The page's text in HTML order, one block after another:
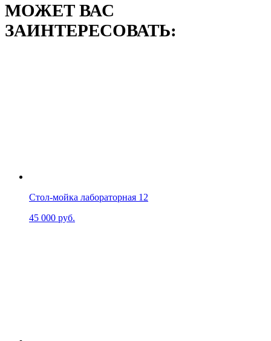
МОЖЕТ ВАС
ЗАИНТЕРЕСОВАТЬ:
Стол-мойка лабораторная 12
45 000 руб.